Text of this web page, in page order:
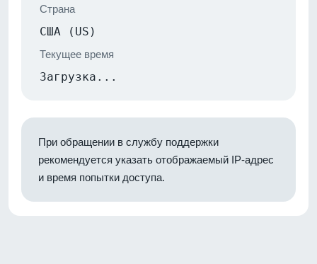
Страна
США (US)
Текущее время
Загрузка...
При обращении в службу поддержки
рекомендуется указать отображаемый IP-адрес
и время попытки доступа.